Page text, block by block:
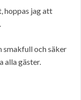
hoppas jag att
smakfull och säker
alla gäster.